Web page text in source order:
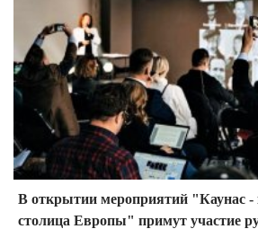
В открытии мероприятий "Каунас -
столица Европы" примут участие